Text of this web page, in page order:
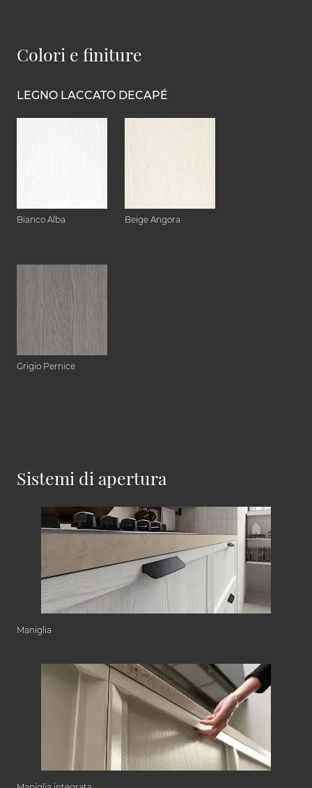
Colori e finiture
LEGNO LACCATO DECAPÉ
Bianco Alba Beige Angora
Grigio Pernice
Sistemi di apertura
Maniglia